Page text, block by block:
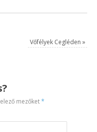
Vőfélyek Cegléden »
mezőket*